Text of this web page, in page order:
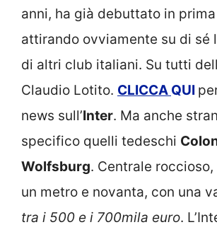
anni, ha già debuttato in
attirando ovviamente su di sé
di altri club italiani. Su tutti
Claudio Lotito. CLICCA QUI
news sull’Inter. Ma anche
specifico quelli tedeschi
Wolfsburg. Centrale
un metro e novanta, con una
tra i 500 e i 700mila euro.